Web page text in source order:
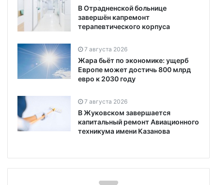
В Отрадненской больнице
завершён капремонт
терапевтического корпуса
7 августа 2026
Жара бьёт по экономике: ущерб
Европе может достичь 800 млрд
евро к 2030 году
7 августа 2026
В Жуковском завершается
капитальный ремонт Авиационного
техникума имени Казанова